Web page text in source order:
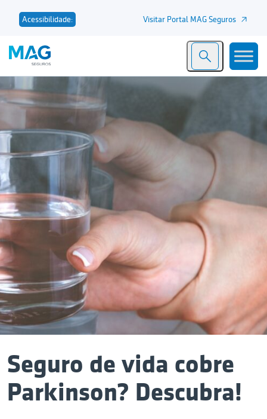
Acessibilidade: Visitar Portal MAG Seguros
Seguro de vida cobre
Parkinson? Descubra!